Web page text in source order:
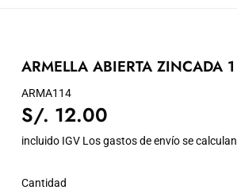
ARMELLA ABIERTA ZINCADA
ARMA114
S/. 12.00
12.00
incluido IGV Losgastos de envíose
Cantidad